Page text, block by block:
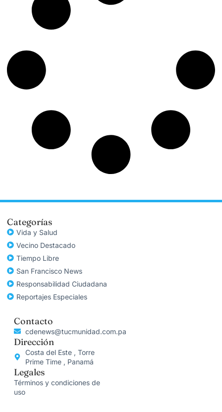
Categorías
Vida y Salud
Vecino Destacado
Tiempo Libre
San Francisco News
Responsabilidad Ciudadana
Reportajes Especiales
Contacto
cdenews@tucmunidad.com.pa
Dirección
Costa del Este , Torre
Prime Time , Panamá
Legales
Términos y condiciones de
uso